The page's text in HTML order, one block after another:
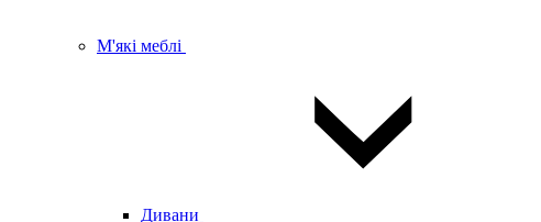
М'які меблі
Дивани